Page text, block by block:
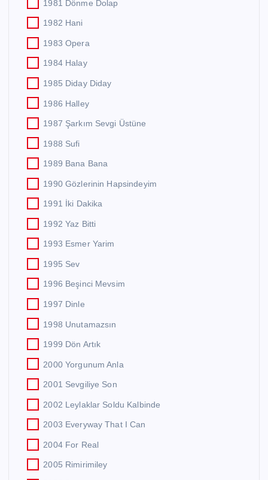
1981 Dönme Dolap
1982 Hani
1983 Opera
1984 Halay
1985 Diday Diday
1986 Halley
1987 Şarkım Sevgi Üstüne
1988 Sufi
1989 Bana Bana
1990 Gözlerinin Hapsindeyim
1991 İki Dakika
1992 Yaz Bitti
1993 Esmer Yarim
1995 Sev
1996 Beşinci Mevsim
1997 Dinle
1998 Unutamazsın
1999 Dön Artık
2000 Yorgunum Anla
2001 Sevgiliye Son
2002 Leylaklar Soldu Kalbinde
2003 Everyway That I Can
2004 For Real
2005 Rimirimiley